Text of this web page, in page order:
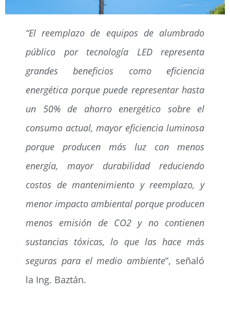
“El reemplazo de equipos de alumbrado
público por tecnología LED representa
grandes beneficios como eficiencia
energética porque puede representar hasta
un 50% de ahorro energético sobre el
consumo actual, mayor eficiencia luminosa
porque producen más luz con menos
energía, mayor durabilidad reduciendo
costos de mantenimiento y reemplazo, y
menor impacto ambiental porque producen
menos emisión de CO2 y no contienen
sustancias tóxicas, lo que las hace más
seguras para el medio ambiente”, señaló
la Ing. Baztán.